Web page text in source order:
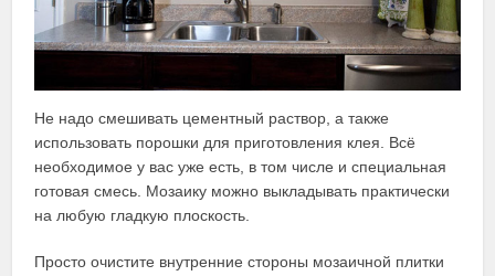
Не надо смешивать цементный раствор, а также
использовать порошки для приготовления клея. Всё
необходимое у вас уже есть, в том числе и специальная
готовая смесь. Мозаику можно выкладывать практически
на любую гладкую плоскость.
Просто очистите внутренние стороны мозаичной плитки